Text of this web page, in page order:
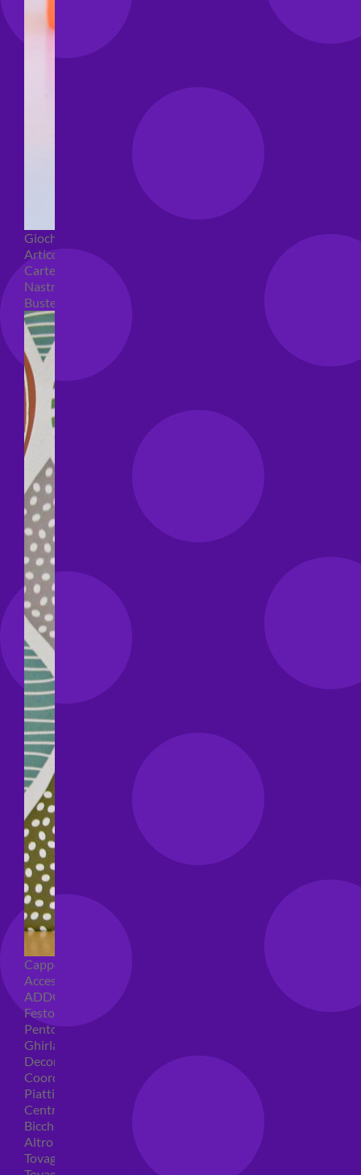
Giochi pirici
Articoli per confezioni regalo
Carte regalo
Nastri e coccarde
Buste regalo
Cappellini per feste
Accessori per feste
ADDOBBI COMPLEANNO
Festoni compleanno
Pentolacce
Ghirlande decorative
Decorazioni tavola
Coordinati tavola per feste
Piatti compleanno
Centrotavola
Bicchieri feste
Altro
Tovaglioli